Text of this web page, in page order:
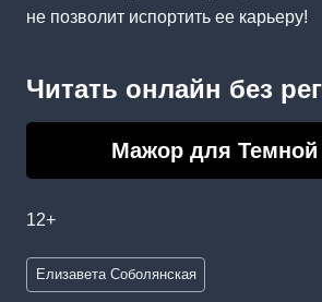
не позволит испортить ее карьеру!
Читать онлайн без
Мажор для Темной
12+
Метки
записи:
Елизавета Соболянская